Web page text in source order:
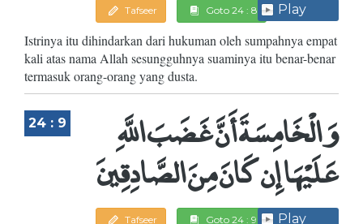
Tafseer Goto 24 : 8 Play
Istrinya itu dihindarkan dari hukuman oleh sumpahnya empat
kali atas nama Allah sesungguhnya suaminya itu benar-benar
termasuk orang-orang yang dusta.
24 : 9 وَالْخَامِسَةَ أَنَّ غَضَبَ اللَّهِ
عَلَيْهَا إِن كَانَ مِنَ الصَّادِقِينَ
Tafseer Goto 24 : 9 Play